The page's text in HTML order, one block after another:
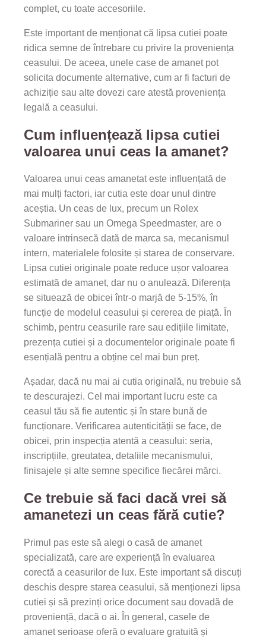
complet, cu toate accesoriile.
Este important de menționat că lipsa cutiei poate
ridica semne de întrebare cu privire la proveniența
ceasului. De aceea, unele case de amanet pot
solicita documente alternative, cum ar fi facturi de
achiziție sau alte dovezi care atestă proveniența
legală a ceasului.
Cum influențează lipsa cutiei
valoarea unui ceas la amanet?
Valoarea unui ceas amanetat este influențată de
mai mulți factori, iar cutia este doar unul dintre
aceștia. Un ceas de lux, precum un Rolex
Submariner sau un Omega Speedmaster, are o
valoare intrinsecă dată de marca sa, mecanismul
intern, materialele folosite și starea de conservare.
Lipsa cutiei originale poate reduce ușor valoarea
estimată de amanet, dar nu o anulează. Diferența
se situează de obicei într-o marjă de 5-15%, în
funcție de modelul ceasului și cererea de piață. În
schimb, pentru ceasurile rare sau edițiile limitate,
prezența cutiei și a documentelor originale poate fi
esențială pentru a obține cel mai bun preț.
Așadar, dacă nu mai ai cutia originală, nu trebuie să
te descurajezi. Cel mai important lucru este ca
ceasul tău să fie autentic și în stare bună de
funcționare. Verificarea autenticității se face, de
obicei, prin inspecția atentă a ceasului: seria,
inscripțiile, greutatea, detaliile mecanismului,
finisajele și alte semne specifice fiecărei mărci.
Ce trebuie să faci dacă vrei să
amanetezi un ceas fără cutie?
Primul pas este să alegi o casă de amanet
specializată, care are experiență în evaluarea
corectă a ceasurilor de lux. Este important să discuți
deschis despre starea ceasului, să menționezi lipsa
cutiei și să prezinți orice document sau dovadă de
proveniență, dacă o ai. În general, casele de
amanet serioase oferă o evaluare gratuită și